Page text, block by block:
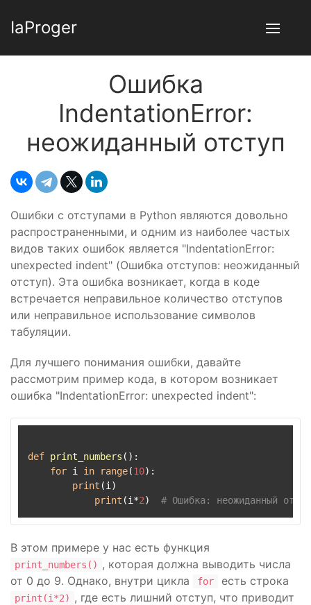
IaProger
Ошибка
IndentationError:
неожиданный отступ
Ошибки с отступами в Python являются довольно
распространенными, и одним из наиболее частых
видов таких ошибок является "IndentationError:
unexpected indent" (Ошибка отступов: неожиданный
отступ). Эта ошибка возникает, когда в коде
встречается неправильное количество отступов
или неправильное использование символов
табуляции.
Для лучшего понимания ошибки, давайте
рассмотрим пример кода, в котором возникает
ошибка "IndentationError: unexpected indent":
def print_numbers ():
for i in range(10):
print (i)
print (i*2) # Ошибка: неожиданный
В этом примере у нас есть функция
print_numbers() , которая должна выводить числа
от 0 до 9. Однако, внутри цикла
for есть строка
print(i*2) , где есть лишний отступ, что приводит